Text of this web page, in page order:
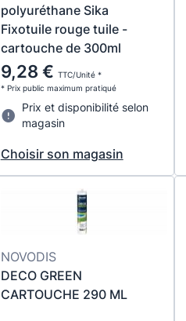
polyuréthane Sika
Fixotuile rouge tuile -
cartouche de 300ml
9,28 € TTC/Unité *
* Prix public maximum pratiqué
Prix et disponibilité selon
magasin
Choisir son magasin
NOVODIS
DECO GREEN
CARTOUCHE 290 ML